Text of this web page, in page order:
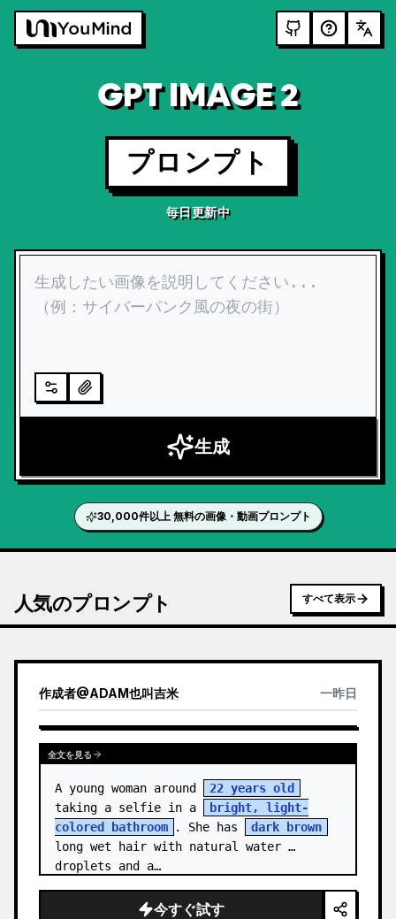
GPT IMAGE 2
プロンプト
毎日更新中
生成
30,000件以上 無料の画像・動画プロンプト
人気のプロンプト すべて表示
作成者@ADAM也叫吉米 一昨日
全文を見る
A young woman around
22 years old
taking a selfie in a
bright, light-
colored bathroom
. She has
dark brown
long wet hair with natural water
droplets and a…
今すぐ試す